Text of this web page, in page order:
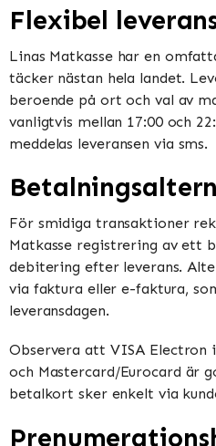
Flexibel
Linas Matkasse har en
täcker nästan hela landet.
beroende på ort och val av
vanligtvis mellan 17:00 och
meddelas leveransen via sms.
För smidiga transaktioner
Matkasse registrering av ett
debitering efter leverans.
via faktura eller e-faktura,
leveransdagen.
Observera att VISA Electron
och Mastercard/Eurocard är
betalkort sker enkelt via